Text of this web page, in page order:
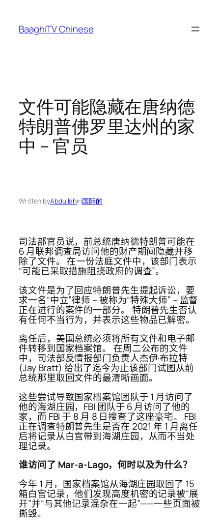
content
BaaghiTV Chinese
文件可能隐藏在唐纳德
特朗普佛罗里达州的家
中 – 官员
Written byAbdullahin国际的
司法部官员说，前总统唐纳德特朗普可能在
6 月联邦调查局访问他的财产期间隐藏并移
除了文件。 在一份法庭文件中，该部门表示
“可能已采取措施阻挠政府的调查”。
该文件是为了回应特朗普先生提起诉讼，要
求一名“中立”律师 – 被称为“特殊大师” – 监督
正在进行的案件的一部分。 特朗普先生否认
有任何不当行为，并表示这些物品已解密。
离任后，美国总统必须将所有文件和电子邮
件转移到国家档案馆。 在周二公布的文件
中，司法部反情报部门负责人杰伊·布拉特
(Jay Bratt) 给出了迄今为止该部门试图从前
总统那里取回文件的最清晰画面。
这些尝试导致国家档案馆团队于 1 月访问了
他的海湖庄园，FBI 团队于 6 月访问了他的
家，而 FBI 于 8 月 8 日搜查了这座豪宅。 FBI
正在调查特朗普先生是否在 2021 年 1 月离任
后将记录从白宫带到海湖庄园，从而不当处
理记录。
谁访问了 Mar-a-Lago，何时以及为什么？
今年 1 月，国家档案馆从海湖庄园取回了 15
箱白宫记录，他们发现高度机密的记录被“展
开”并“与其他记录混杂在一起”——一些页面被
撕毁。